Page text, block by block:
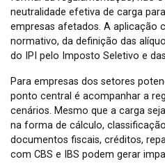
neutralidade efetiva de carga
empresas afetados. A aplicação
normativo, da definição das
do IPI pelo Imposto Seletivo e
Para empresas dos setores
ponto central é acompanhar a
cenários. Mesmo que a carga
na forma de cálculo,
documentos fiscais, créditos,
com CBS e IBS podem gerar